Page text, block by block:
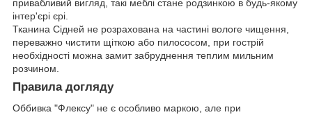
привабливий вигляд, такі меблі стане родзинкою в будь-якому
інтер'єрі єрі.
Тканина Сідней не розрахована на частині вологе чищення,
переважно чистити щіткою або пилососом, при гострій
необхідності можна замит забруднення теплим мильним
розчином.
Правила догляду
Оббивка "Флексу" не є особливо маркою, але при